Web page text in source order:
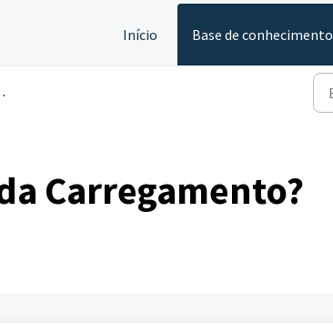
Início Base de conhecimento
Carregamento?